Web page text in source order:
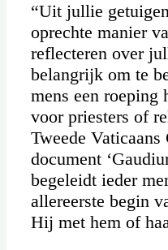
“Uit jullie
oprechte manier
reflecteren over
belangrijk om te
mens een roeping
voor priesters of
Tweede
document
begeleidt ieder
allereerste begin
Hij met hem of